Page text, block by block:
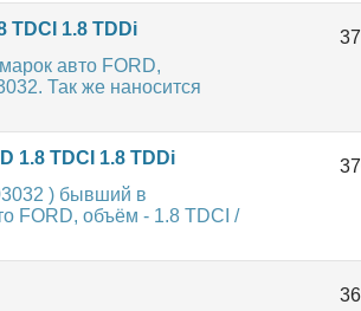
TDCI 1.8 TDDi
авто FORD,
Так же наносится
1.8 TDCI 1.8 TDDi
) бывший в
FORD, объём - 1.8 TDCI /